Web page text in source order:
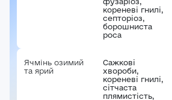
кореневі гнилі,
септоріоз,
борошниста
роса
Ячмінь озимий
та ярий
Сажкові
хвороби,
кореневі гнилі,
сітчаста
плямистість,